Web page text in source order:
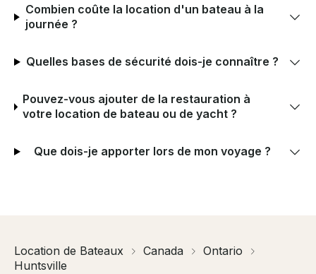
Combien coûte la location d'un bateau à la
journée ?
Quelles bases de sécurité dois-je connaître ?
Pouvez-vous ajouter de la restauration à
votre location de bateau ou de yacht ?
Que dois-je apporter lors de mon voyage ?
Location de Bateaux Canada
Ontario
Huntsville